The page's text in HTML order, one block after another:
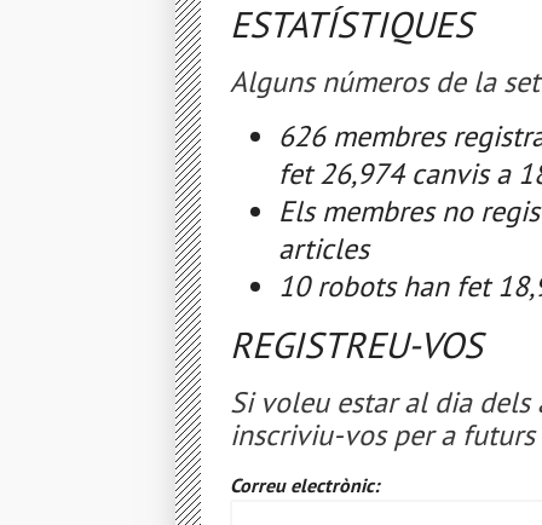
ESTATÍSTIQUES
Alguns números de la
626 membres
fet 26,974 canvis a
Els membres no
articles
10 robots han fet
REGISTREU-VOS
Si voleu estar al dia dels
inscriviu-vos per a futurs
Correu electrònic: